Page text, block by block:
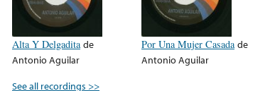
Alta Y Delgadita de
Antonio Aguilar
Por Una Mujer Casada de
Antonio Aguilar
See all recordings >>